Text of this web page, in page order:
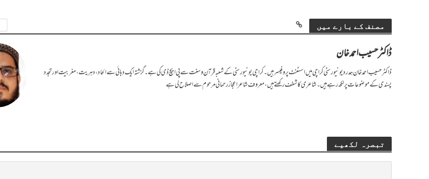
مصنف کے بارے میں
ڈاکٹر حسیب احمد خان
ڈاکٹر حسیب احمد خان ہمدرد یونیورسٹی کراچی میں اسسٹنٹ پروفیسر ہیں۔ کراچی یونیورسٹی کے شعبہ قرآن و سنت سے پی ایچ ڈی کی ہے۔ گزشتہ ایک دہائی سے الحاد، دہریت، مغربیت اور تجدد
پسندی کے موضوعات پر لکھ رہے ہیں۔ شاعری کا شغف رکھتے ہیں، معروف شاعر اعجاز رحمانی مرحوم سے اصلاح لی ہے
تبصرہ لکھیے